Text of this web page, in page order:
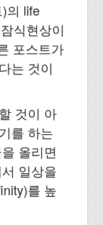
의 life
식현상이
포스트가
는 것이
것이 아
를 하는
올리면
일상을
를 높